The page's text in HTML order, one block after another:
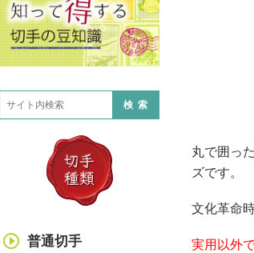
丸で囲っ
ズです。
文化革命
実用以外
検索
普通切手